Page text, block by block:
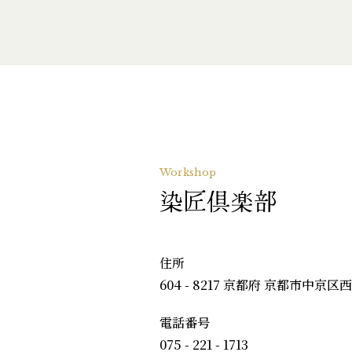
Workshop
染匠倶楽部
住所
604 - 8217 京都府 京都市中京区
電話番号
075 - 221 - 1713